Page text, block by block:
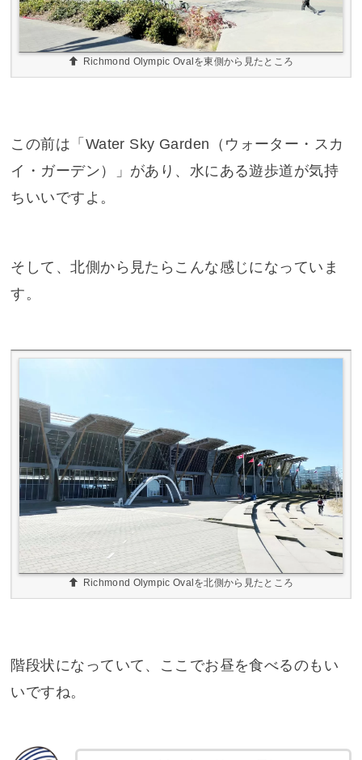
Richmond Olympic Ovalを東側から見たところ
この前は「Water Sky Garden（ウォーター・スカ
イ・ガーデン）」があり、水にある遊歩道が気持
ちいいですよ。
そして、北側から見たらこんな感じになっていま
す。
Richmond Olympic Ovalを北側から見たところ
階段状になっていて、ここでお昼を食べるのもい
いですね。